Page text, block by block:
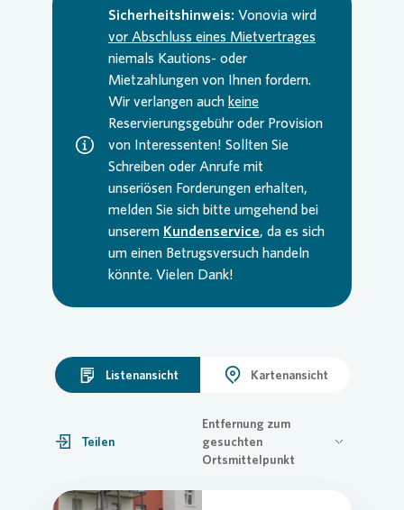
Sicherheitshinweis: Vonovia wird
vor Abschluss eines Mietvertrages
niemals Kautions- oder
Mietzahlungen von Ihnen fordern.
Wir verlangen auch keine
Reservierungsgebühr oder Provision
von Interessenten! Sollten Sie
Schreiben oder Anrufe mit
unseriösen Forderungen erhalten,
melden Sie sich bitte umgehend bei
unserem Kundenservice, da es sich
um einen Betrugsversuch handeln
könnte. Vielen Dank!
Teilen
Listenansicht Kartenansicht
Entfernung zum
gesuchten
Ortsmittelpunkt